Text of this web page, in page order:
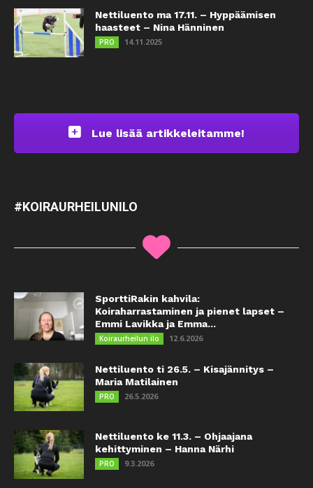
Nettiluento ma 17.11. – Hyppäämisen
haasteet – Nina Hänninen
PRO 14.11.2025
Lue lisää artikkeleitamme!
#KOIRAURHEILUNILO
SporttiRakin kahvila:
Koiraharrastaminen ja pienet lapset –
Emmi Lavikka ja Emma...
Koiraurheilun ilo 12.6.2026
Nettiluento ti 26.5. – Kisajännitys –
Maria Matilainen
PRO 26.5.2026
Nettiluento ke 11.3. – Ohjaajana
kehittyminen – Hanna Närhi
PRO 9.3.2026